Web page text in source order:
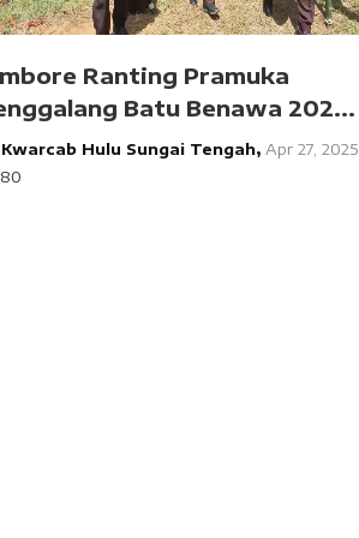
Ranting Pramuka
Batu Benawa 202...
Kwarcab Hulu Sungai Tengah, Apr 27, 2025